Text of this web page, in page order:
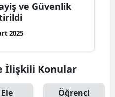
Samsun
Sinop
Sivas
Tekirdağ
ve Güvenlik
2025
İlişkili Konular
Ele
Öğrenci